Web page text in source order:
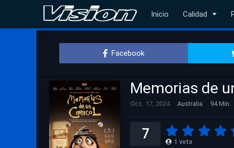
Inicio Calidad
Facebook
Memorias de
Oct. 17, 2024 Australia 94 Min.
7 1 voto